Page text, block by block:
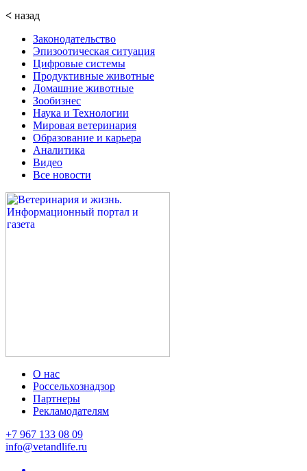
< назад
Законодательство
Эпизоотическая ситуация
Цифровые системы
Продуктивные животные
Домашние животные
Зообизнес
Наука и Технологии
Мировая ветеринария
Образование и карьера
Аналитика
Видео
Все новости
О нас
Россельхознадзор
Партнеры
Рекламодателям
+7 967 133 08 09
info@vetandlife.ru